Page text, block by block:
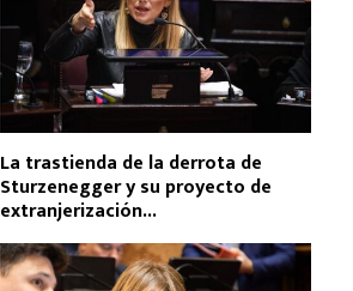
La trastienda de la derrota de
Sturzenegger y su proyecto de
extranjerización...